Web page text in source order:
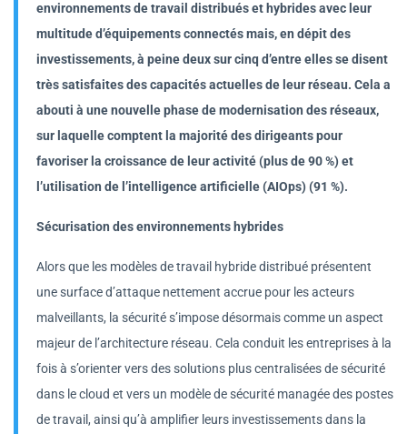
environnements de travail distribués et hybrides avec leur
multitude d’équipements connectés mais, en dépit des
investissements, à peine deux sur cinq d’entre elles se disent
très satisfaites des capacités actuelles de leur réseau. Cela a
abouti à une nouvelle phase de modernisation des réseaux,
sur laquelle comptent la majorité des dirigeants pour
favoriser la croissance de leur activité (plus de 90 %) et
l’utilisation de l’intelligence artificielle (AIOps) (91 %).
Sécurisation des environnements hybrides
Alors que les modèles de travail hybride distribué présentent
une surface d’attaque nettement accrue pour les acteurs
malveillants, la sécurité s’impose désormais comme un aspect
majeur de l’architecture réseau. Cela conduit les entreprises à la
fois à s’orienter vers des solutions plus centralisées de sécurité
dans le cloud et vers un modèle de sécurité managée des postes
de travail, ainsi qu’à amplifier leurs investissements dans la